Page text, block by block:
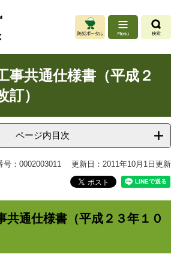
事共通仕様書（平成２
訂）
ページ内目次
号：0002003011 更新日：2011年10月1日更新
共通仕様書（平成２３年１０